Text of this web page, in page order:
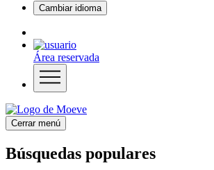
Cambiar idioma
Área reservada
Cerrar menú
Búsquedas populares